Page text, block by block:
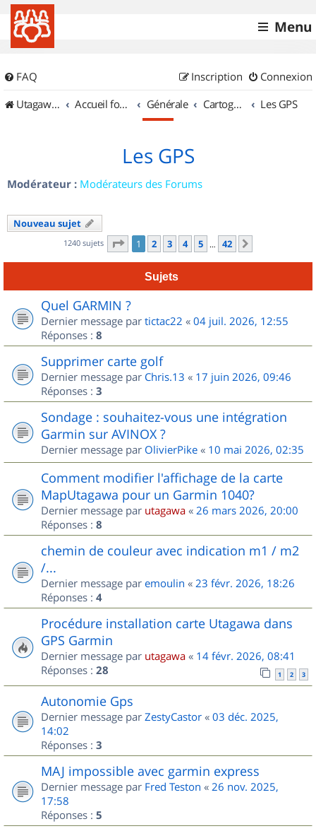
Menu
FAQ Connexion
Inscription
UtagawaVTT (Randos VTT et VTTAE avec traces GPS)
Accueil forum Générale Cartographie et GPS Les GPS
Les GPS
Modérateur : Modérateurs des Forums
Nouveau sujet
1240 sujets Page 1sur
1 2 3 4 5 … 42
Sujets
Quel GARMIN ?
Dernier message par tictac22 « 04 juil. 2026, 12:55
Réponses : 8
Supprimer carte golf
Dernier message par Chris.13 « 17 juin 2026, 09:46
Réponses : 3
Sondage : souhaitez-vous une intégration
Garmin sur AVINOX ?
Dernier message par OlivierPike « 10 mai 2026, 02:35
Comment modifier l'affichage de la carte
MapUtagawa pour un Garmin 1040?
Dernier message par utagawa « 26 mars 2026, 20:00
Réponses : 8
chemin de couleur avec indication m1 / m2
/...
Dernier message par emoulin « 23 févr. 2026, 18:26
Réponses : 4
Procédure installation carte Utagawa dans
GPS Garmin
Dernier message par utagawa « 14 févr. 2026, 08:41
Réponses : 28 1 2 3
Autonomie Gps
Dernier message par ZestyCastor « 03 déc. 2025,
14:02
Réponses : 3
MAJ impossible avec garmin express
Dernier message par Fred Teston « 26 nov. 2025,
17:58
Réponses : 5